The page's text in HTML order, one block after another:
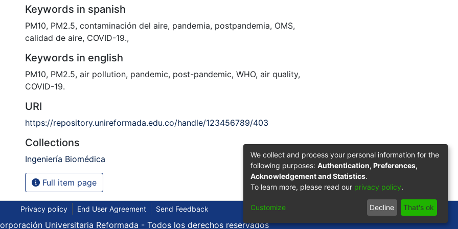
Keywords in spanish
PM10, PM2.5, contaminación del aire, pandemia, postpandemia, OMS,
calidad de aire, COVID-19.,
Keywords in english
PM10, PM2.5, air pollution, pandemic, post-pandemic, WHO, air quality,
COVID-19.
URI
https://repository.unireformada.edu.co/handle/123456789/403
Collections
Ingeniería Biomédica
Full item page
Privacy policy End User Agreement Send Feedback
Universitaria Reformada - Todos los derechos reservados
We collect and process your personal information for the
following purposes: Authentication, Preferences,
Acknowledgement and Statistics.
To learn more, please read our privacy policy.
Customize Decline That's ok